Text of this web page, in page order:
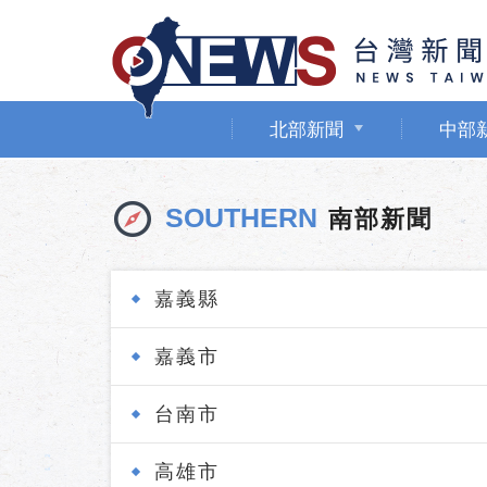
北部新聞 中部
SOUTHERN 南部新聞
嘉義縣
嘉義市
台南市
高雄市